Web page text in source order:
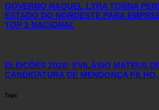
GOVERNO RAQUEL LYRA TORNA
ESTADO DO NORDESTE PARA
TOP 3 NACIONAL
ELEIÇÕES 2026: EVILÁSIO MATEUS
CANDIDATURA DE MENDONÇA
Tags